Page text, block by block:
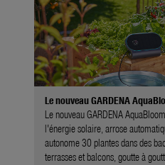
Le nouveau GARDENA
Le nouveau GARDENA
l'énergie solaire, arrose
autonome 30 plantes dans des
terrasses et balcons, goutte à